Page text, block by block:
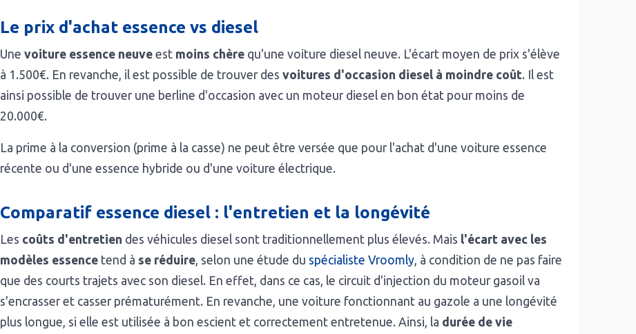
Le prix d'achat essence vs diesel
Unevoiture essence neuve est moins chère qu'une voiture diesel neuve. L'écart moyen de prix s'élève
à 1.500€. En revanche, il est possible de trouver desvoitures d'occasion diesel à moindre coût. Il est
ainsi possible de trouver une berline d'occasion avec un moteur diesel en bon état pour moins de
20.000€.
La prime à la conversion (prime à la casse) ne peut être versée que pour l'achat d'une voiture essence
récente ou d'une essence hybride ou d'une voiture électrique.
Comparatif essence diesel : l'entretien et la longévité
Les coûts d'entretien des véhicules diesel sont traditionnellement plus élevés. Mais l'écart avec les
modèles essence tend à se réduire , selon une étude du spécialiste Vroomly , à condition de ne pas faire
que des courts trajets avec son diesel. En effet, dans ce cas, le circuit d'injection du moteur gasoil va
s'encrasser et casser prématurément. En revanche, une voiture fonctionnant au gazole a une longévité
plus longue, si elle est utilisée à bon escient et correctement entretenue. Ainsi, la durée de vie